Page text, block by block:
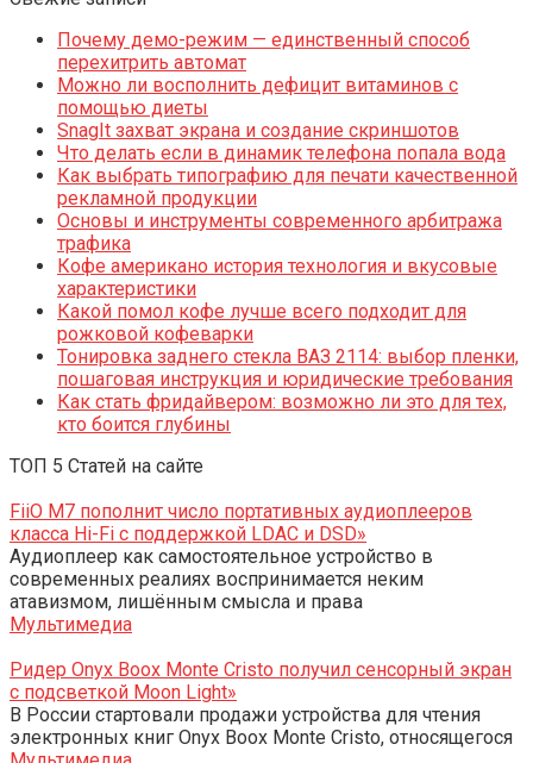
Почему демо-режим — единственный способ
перехитрить автомат
Можно ли восполнить дефицит витаминов с
помощью диеты
SnagIt захват экрана и создание скриншотов
Что делать если в динамик телефона попала вода
Как выбрать типографию для печати качественной
рекламной продукции
Основы и инструменты современного арбитража
трафика
Кофе американо история технология и вкусовые
характеристики
Какой помол кофе лучше всего подходит для
рожковой кофеварки
Тонировка заднего стекла ВАЗ 2114: выбор пленки,
пошаговая инструкция и юридические требования
Как стать фридайвером: возможно ли это для тех,
кто боится глубины
ТОП 5 Статей на сайте
FiiO M7 пополнит число портативных аудиоплееров
класса Hi-Fi с поддержкой LDAC и DSD»
Аудиоплеер как самостоятельное устройство в
современных реалиях воспринимается неким
атавизмом, лишённым смысла и права
Мультимедиа
Ридер Onyx Boox Monte Cristo получил сенсорный экран
с подсветкой Moon Light»
В России стартовали продажи устройства для чтения
электронных книг Onyx Boox Monte Cristo, относящегося